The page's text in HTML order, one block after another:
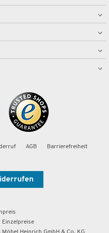
AGB Barrierefreiheit
Einzelpreise